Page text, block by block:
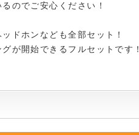
のでご安心ください！
ドホンなども全部セット！
が開始できるフルセットです！